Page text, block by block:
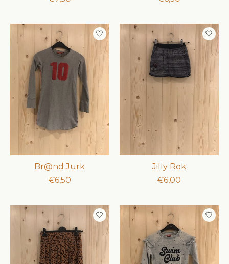
Br@nd Jurk
€6,50
Jilly Rok
€6,00